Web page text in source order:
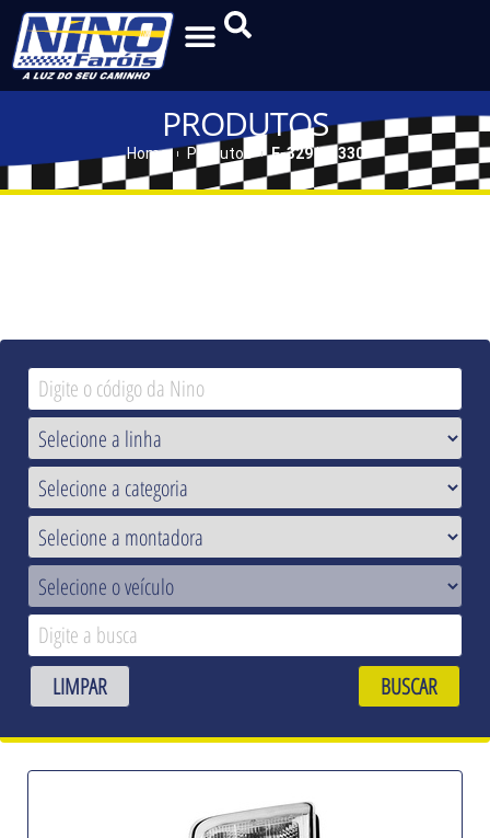
PRODUTOS
Home Produtos F-329 | F-330
LIMPAR BUSCAR